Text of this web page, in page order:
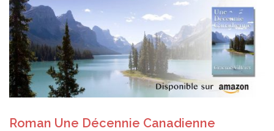
Roman Une Décennie Canadienne